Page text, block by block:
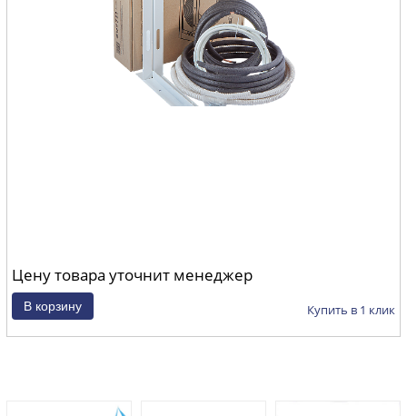
Цену товара уточнит менеджер
Купить в 1 клик